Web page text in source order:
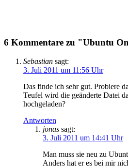
6 Kommentare zu "Ubuntu
Sebastian sagt:
3. Juli 2011 um 11:56 Uhr
Das finde ich sehr gut. Probiere
Teufel wird die geänderte Datei
hochgeladen?
Antworten
jonas sagt:
3. Juli 2011 um 14:41 Uhr
Man muss sie neu zu
Anders hat er es bei mir